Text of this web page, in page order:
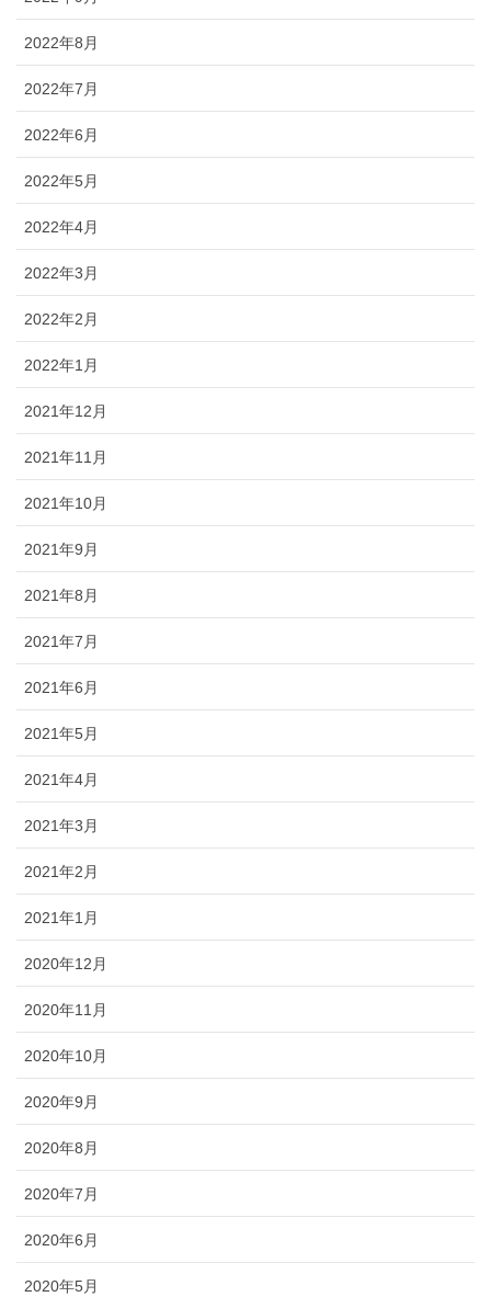
2022年8月
2022年7月
2022年6月
2022年5月
2022年4月
2022年3月
2022年2月
2022年1月
2021年12月
2021年11月
2021年10月
2021年9月
2021年8月
2021年7月
2021年6月
2021年5月
2021年4月
2021年3月
2021年2月
2021年1月
2020年12月
2020年11月
2020年10月
2020年9月
2020年8月
2020年7月
2020年6月
2020年5月